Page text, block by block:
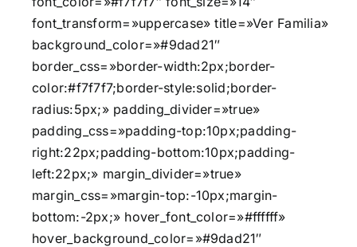
font_transform=»uppercase» title=»Ver Familia»
background_color=»#9dad21″
border_css=»border-width:2px;border-
color:#f7f7f7;border-style:solid;border-
radius:5px;» padding_divider=»true»
padding_css=»padding-top:10px;padding-
right:22px;padding-bottom:10px;padding-
left:22px;» margin_divider=»true»
margin_css=»margin-top:-10px;margin-
bottom:-2px;» hover_font_color=»#ffffff»
hover_background_color=»#9dad21″